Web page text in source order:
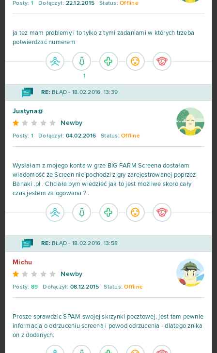
Posty: 1 Dołączył: 22.12.2015 Status: Offline
ja tez mam problemy i to tylko z tymi zadaniami w których trzeba
potwierdzać numerem
1
RE:BŁĄD - 18.02.2016, 13:39
Justyna@
Newby
Posty: 1 Dołączył: 04.02.2016 Status: Offline
Wysłałam z mojego konta w grze BIG FARM Screena dostałam
wiadomość że Screen nie pochodzi z gry zarejestrowanej poprzez
Banaki .pl . Chciała bym wiedzieć jak to jest możliwe skoro cały
czas jestem zalogowana ? .
RE:BŁĄD - 18.02.2016, 13:58
Michu
Newby
Posty: 89 Dołączył: 08.12.2015 Status: Offline
Prosze sprawdzic SPAM swojej skrzynki pocztowej, jest tam pewnie
informacja o odrzuceniu screena i powod odrzucenia - dlatego znika
on z dodanych.